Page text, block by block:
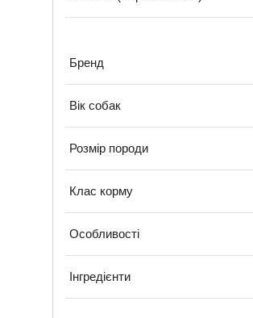
Бренд
Вік собак
Розмір породи
Клас корму
Особливості
Інгредієнти